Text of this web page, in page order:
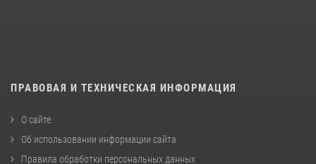
ПРАВОВАЯ И ТЕХНИЧЕСКАЯ ИНФОРМАЦИЯ
О сайте
Об использовании информации сайта
Правила обработки персональных данных